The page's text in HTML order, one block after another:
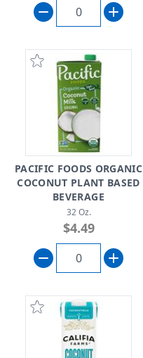
PACIFIC FOODS ORGANIC
COCONUT PLANT BASED
BEVERAGE
32 Oz.
$4.49